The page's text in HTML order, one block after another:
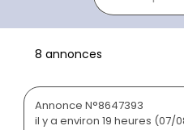
8 annonces
Annonce N°8647393
il y a environ 19 heures (07/